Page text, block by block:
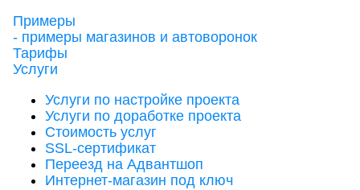
Примеры
- примеры магазинов и автоворонок
Тарифы
Услуги
Услуги по настройке проекта
Услуги по доработке проекта
Стоимость услуг
SSL-сертификат
Переезд на Адвантшоп
Интернет-магазин под ключ